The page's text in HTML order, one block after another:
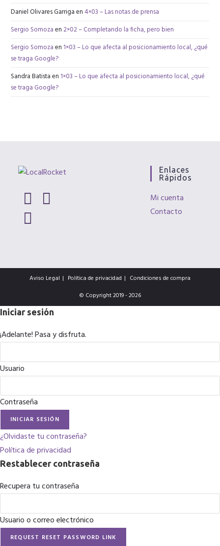
Daniel Olivares Garrigaen 4×03 – Las notas de prensa
Sergio Somozaen 2×02 – Completando la ficha, pero bien
Sergio Somozaen 1×03 – Lo que afecta al posicionamiento local, ¿qué
se traga Google?
Sandra Batistaen 1×03 – Lo que afecta al posicionamiento local, ¿qué
se traga Google?
Se
abre
pestaña pestaña
una
nueva
Enlaces
Rápidos
Mi cuenta
Contacto
Aviso Legal Política de privacidad
Condiciones de compra
© Copyright 2019 - 2026
Iniciar sesión
¡Adelante! Pasa y disfruta.
Usuario
Contraseña
INICIAR SESIÓN
¿Olvidaste tu contraseña?
Política de privacidad
Restablecer contraseña
Recupera tu contraseña
Usuario o correo electrónico
REQUEST RESET PASSWORD LINK